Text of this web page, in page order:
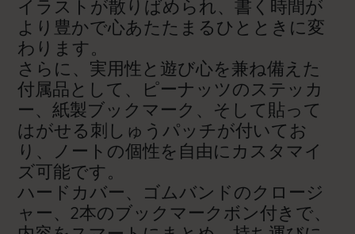
イラストが散りばめられ、書く時間が
より豊かで心あたたまるひとときに変
わります。
さらに、実用性と遊び心を兼ね備えた
付属品として、ピーナッツのステッカ
ー、紙製ブックマーク、そして貼って
はがせる刺しゅうパッチが付いてお
り、ノートの個性を自由にカスタマイ
ズ可能です。
ハードカバー、ゴムバンドのクロージ
ャー、2本のブックマークボン付きで、